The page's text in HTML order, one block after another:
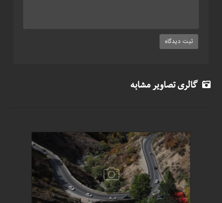
گالری تصاویر مشابه